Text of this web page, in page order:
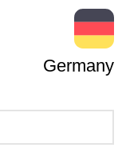
Germany